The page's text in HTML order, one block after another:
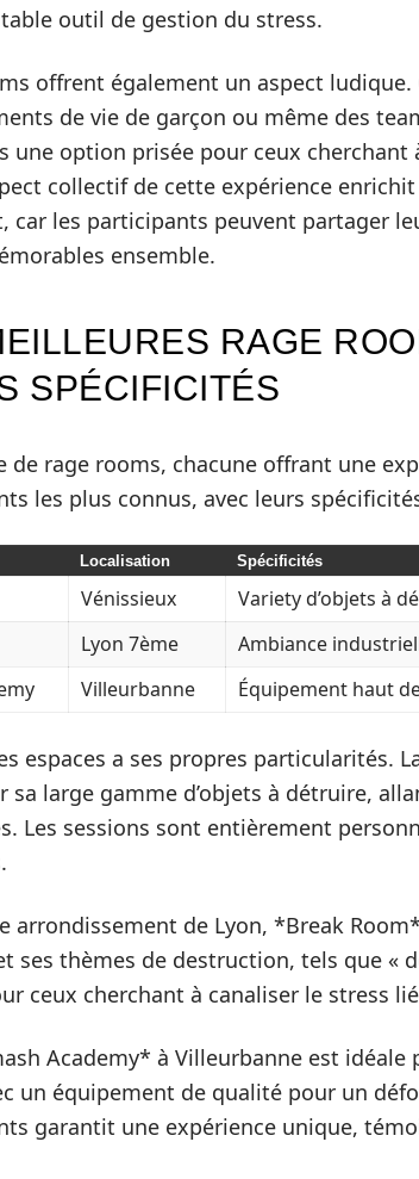
outil de gestion du stress.
offrent également un aspect
de vie de garçon ou même des
une option prisée pour ceux cherchant
collectif de cette expérience
car les participants peuvent partager
ensemble.
RAGE
SPÉCIFICITÉS
de rage rooms, chacune offrant une
les plus connus, avec leurs
Localisation Spécificités
Vénissieux
Variety d’objets à
Lyon 7ème
Ambiance
Villeurbanne Équipement haut
espaces a ses propres particularités.
sa large gamme d’objets à détruire,
Les sessions sont entièrement
arrondissement de Lyon, *Break
ses thèmes de destruction, tels que «
ceux cherchant à canaliser le stress
Academy* à Villeurbanne est
un équipement de qualité pour un
garantit une expérience unique,